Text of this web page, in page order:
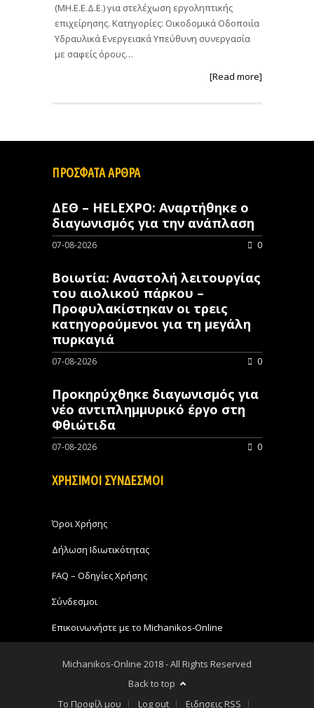
(ΜΗ.Ε.Ε.Δ.Ε.) για στελέχωση εργοληπτικής
επιχείρησης. Κατηγορίες: Οικοδομικά Οδοποιία
Υδραυλικά Ενεργειακά Υπεύθυνη συνεργασία
με σαφείς όρους…
[Read more]
ΠΡΟΣΦΑΤΑ ΑΡΘΡΑ
ΔΕΘ – HELEXPO: Αναρτήθηκε ο
διαγωνισμός για την ανάπλαση
07-08-2026 0
Βοιωτία: Αναστολή λειτουργίας
του αιολικού πάρκου –
Προφυλακίστηκαν οι τρεις
κατηγορούμενοι για τη μεγάλη
πυρκαγιά
07-08-2026 0
Προκηρύχθηκε διαγωνισμός για
νέo αντιπλημμυρικό έργο στη
Φθιώτιδα
07-08-2026 0
ΧΡΗΣΙΜΟΙ ΣΥΝΔΕΣΜΟΙ
Όροι Χρήσης
Δήλωση Ιδιωτικότητας
FAQ – Οδηγίες Χρήσης
Σύνδεσμοι
Επικοινωνήστε με το Michanikos-Online
Michanikos-Online 2018 - All Rights Reserved
Back to top
Το Προφίλ μου
Log out Ειδησεις RSS